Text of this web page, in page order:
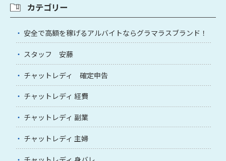
カテゴリー
安全で高額を稼げるアルバイトならグラマラスブランド！
スタッフ 安藤
チャットレディ 確定申告
チャットレディ 経費
チャットレディ 副業
チャットレディ 主婦